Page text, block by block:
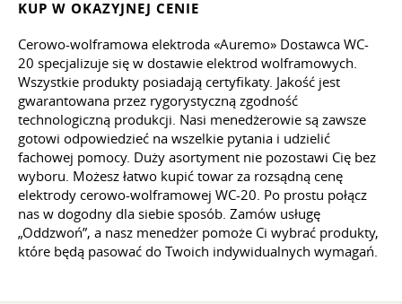
KUP W OKAZYJNEJ CENIE
Cerowo-wolframowa elektroda «Auremo» Dostawca WC-
20 specjalizuje się w dostawie elektrod wolframowych.
Wszystkie produkty posiadają certyfikaty. Jakość jest
gwarantowana przez rygorystyczną zgodność
technologiczną produkcji. Nasi menedżerowie są zawsze
gotowi odpowiedzieć na wszelkie pytania i udzielić
fachowej pomocy. Duży asortyment nie pozostawi Cię bez
wyboru. Możesz łatwo kupić towar za rozsądną cenę
elektrody cerowo-wolframowej WC-20. Po prostu połącz
nas w dogodny dla siebie sposób. Zamów usługę
„Oddzwoń”, a nasz menedżer pomoże Ci wybrać produkty,
które będą pasować do Twoich indywidualnych wymagań.